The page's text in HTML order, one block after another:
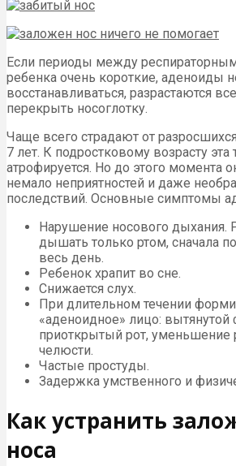
Если периоды между
ребенка очень короткие, аденоиды
восстанавливаться, разрастаются
перекрыть носоглотку.
Чаще всего страдают от
7 лет. К подростковому возрасту эта
атрофируется. Но до этого момента
немало неприятностей и даже
последствий. Основные симптомы
Нарушение носового дыхания.
дышать только ртом, сначала
весь день.
Ребенок храпит во сне.
Снижается слух.
При длительном течении
«аденоидное» лицо:
приоткрытый рот, уменьшение
челюсти.
Частые простуды.
Задержка умственного и
Как устранить
носа